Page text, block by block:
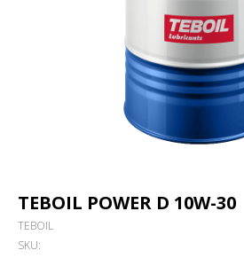
TEBOIL POWER D 10W-30
TEBOIL
SKU: